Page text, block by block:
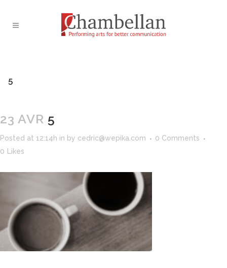
5
23 AVR 5
Posted at 12:14h in by cedric@wepika.com
0 Comments
0
Likes